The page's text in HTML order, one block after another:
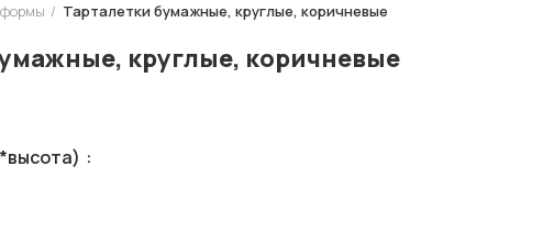
Тарталетки бумажные, круглые, коричневые
круглые, коричневые